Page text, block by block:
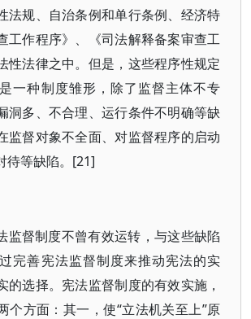
法规、自治条例和单行条例、经济特
工作程序》、《司法解释备案审查工
性法律之中。但是，这些程序性规定
一种制度雏形，除了监督主体不专
洞多、不合理、运行条件不明确等缺
监督对象不全面、对监督程序的启动
待等缺陷。[21]
监督制度不曾有效运转，与这些缺陷
完善宪法监督制度来推动宪法的实
的选择。宪法监督制度的有效实施，
个方面：其一，使“立法机关至上”原